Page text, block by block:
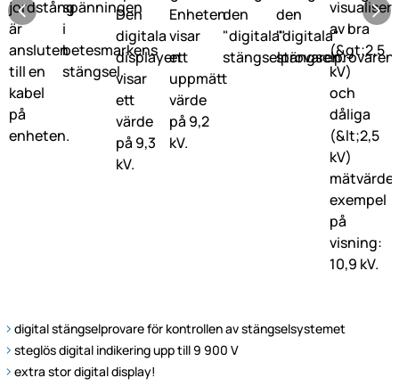
digital stängselprovare för kontrollen av stängselsystemet
steglös digital indikering upp till 9 900 V
extra stor digital display!